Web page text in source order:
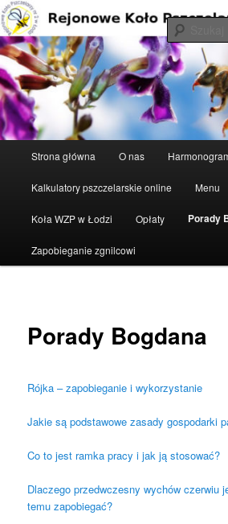
Przeskocz
do
tekstu
Rejonowe Koło
Łodzi
Strona główna O nas
Kalkulatory pszczelarskie online Menu
Koła WZP w Łodzi Opłaty Porady
Zapobieganie zgnilcowi
Porady Bogdana
Rójka – zapobieganie i wykorzystanie
Jakie są podstawowe zasady gospodarki
Co to jest ramka pracy i jak ją stosować?
Dlaczego przedwczesny wychów czerwiu
temu zapobiegać?